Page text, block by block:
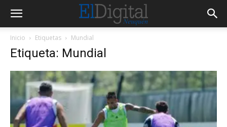
Inicio Etiquetas Mundial
Etiqueta: Mundial